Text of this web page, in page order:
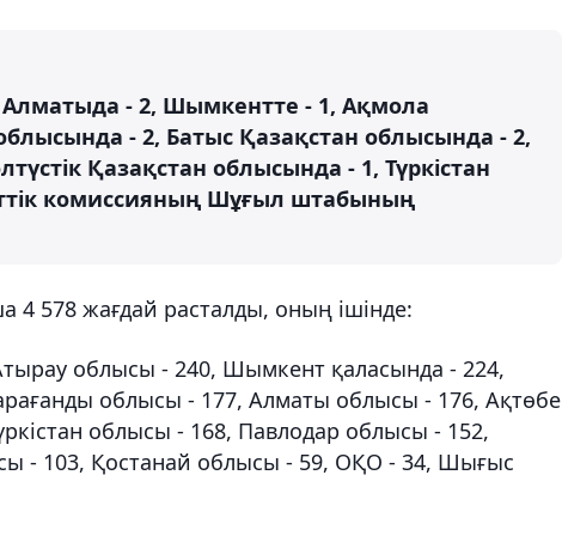
Алматыда - 2, Шымкентте - 1, Ақмола
- 2, Батыс Қазақстан облысында - 2,
Қазақстан облысында - 1, Түркістан
комиссияның Шұғыл штабының
578 жағдай расталды, оның ішінде:
облысы - 240, Шымкент қаласында - 224,
​​облысы - 177, Алматы облысы - 176, Ақтөбе
облысы - 168, Павлодар облысы - 152,
- 103, Қостанай облысы - 59, ОҚО - 34, Шығыс